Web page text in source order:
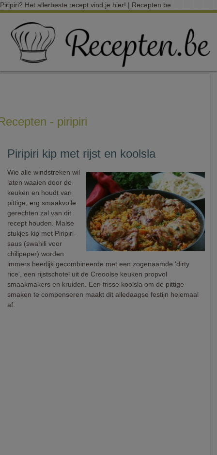
Piripiri? Het allerbeste recept vind je hier! | Recepten.be
- piripiri
Piripiri kip met rijst en koolsla
Wie alle windstreken wil
laten waaien door de
keuken en houdt van
pittige, erg smaakvolle
gerechten zal van dit
recept houden. Malse
stukjes kip met Piripiri-
saus (swahili voor
chilipeper) worden
immers heerlijk gecombineerde met een zogenaamde 'dirty
rice', een rijstschotel uit de Creoolse keuken propvol
smaakmakers en kruiden. Een frisse koolsla om de pittige
smaken te compenseren maakt dit alledaagse festijn helemaal
af.